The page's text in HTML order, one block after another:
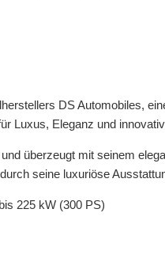
DS Automobiles,
Luxus, Eleganz und
überzeugt mit seinem
seine luxuriöse
225 kW (300 PS)